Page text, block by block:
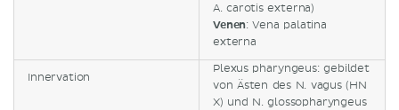
A. carotis externa)
Venen: Vena palatina
externa
Innervation
Plexus pharyngeus: gebildet
von Ästen des N. vagus (HN
X) und N. glossopharyngeus